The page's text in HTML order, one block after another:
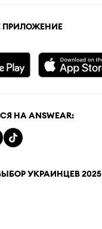
ПРИЛОЖЕНИЕ
НА ANSWEAR:
УКРАИНЦЕВ 2025